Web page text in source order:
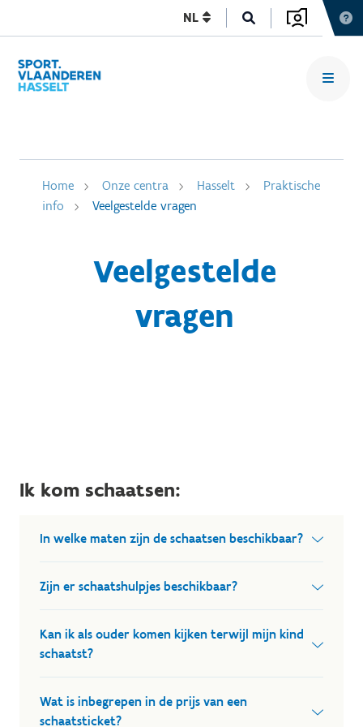
NL
Home Onze centra Hasselt
Praktische
info
Veelgestelde vragen
Veelgestelde
vragen
Ik kom schaatsen:
In welke maten zijn de schaatsen beschikbaar?
We hebben gratis schaatsen beschikbaar in
kunstschaatsen: maat 24 tot maat 48
ijshockey: maat 37 tot maat 50
Zijn er schaatshulpjes beschikbaar?
Verschillende schaatshulpjes zijn gratis beschikbaar
voor kinderen tot 1m25 en zolang de voorraad
Meer info over onze schaatshulpjes
Kan ik als ouder komen kijken terwijl mijn kind
schaatst?
Ja, vanuit de sportbar kun je het schaatsen
meevolgen, en daarvoor heb je geen schaatsticket
Wat is inbegrepen in de prijs van een
schaatsticket?